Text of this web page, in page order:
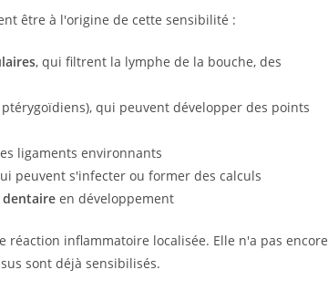
être à l'origine de cette sensibilité :
, qui filtrent la lymphe de la bouche, des
ptérygoïdiens), qui peuvent développer des points
ligaments environnants
peuvent s'infecter ou former des calculs
en développement
inflammatoire localisée. Elle n'a pas encore
sont déjà sensibilisés.